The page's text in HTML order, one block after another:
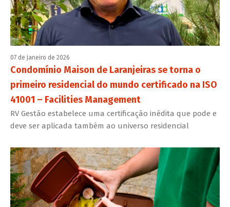
07 de janeiro de 2026
Condomínio Maison de Laranjeiras se torna o
primeiro residencial do mundo certificado na ISO
41001 – Facilities Management
RV Gestão estabelece uma certificação inédita que pode e
deve ser aplicada também ao universo residencial